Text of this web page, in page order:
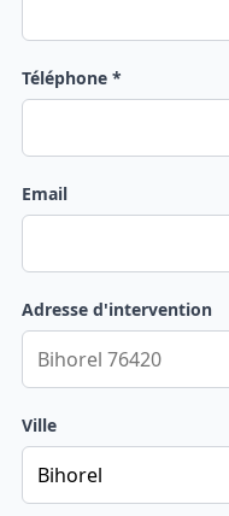
Téléphone *
Email
Adresse d'intervention
Ville